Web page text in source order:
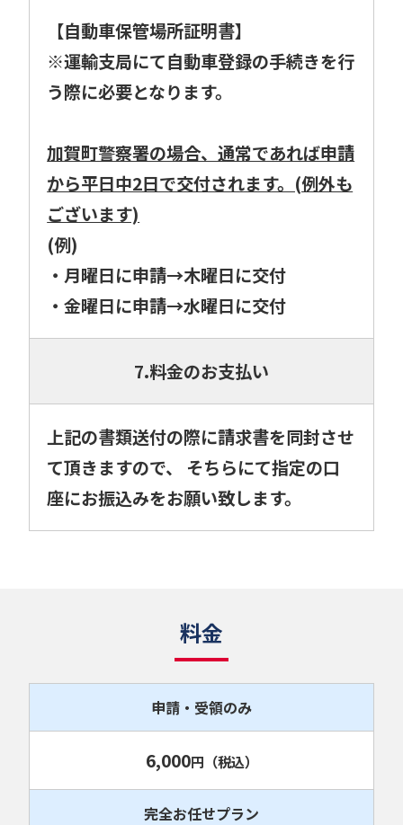
【自動車保管場所証明書】
※運輸支局にて自動車登録の手続きを行
う際に必要となります。
加賀町警察署の場合、通常であれば申請
から平日中2日で交付されます。(例外も
ございます)
(例)
・月曜日に申請→木曜日に交付
・金曜日に申請→水曜日に交付
7.料金のお支払い
上記の書類送付の際に請求書を同封させ
て頂きますので、 そちらにて指定の口
座にお振込みをお願い致します。
料金
申請・受領のみ
6,000円 （税込）
完全お任せプラン